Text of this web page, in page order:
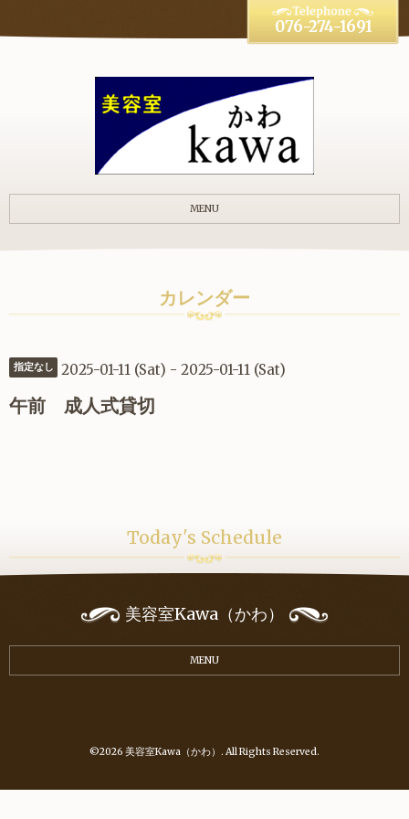
076-274-1691
MENU
カレンダー
指定なし 2025-01-11 (Sat) - 2025-01-11 (Sat)
午前 成人式貸切
Today's Schedule
美容室Kawa（かわ）
MENU
©2026 美容室Kawa（かわ） . All Rights Reserved.